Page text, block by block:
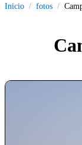
Inicio fotos